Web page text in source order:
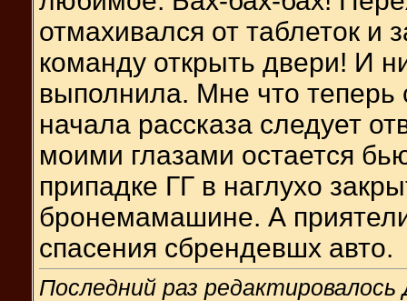
отмахивался от таблеток и
команду открыть двери! И
выполнила. Мне что теперь
начала рассказа следует
моими глазами остается
припадке ГГ в наглухо
бронемамашине. А
спасения сбрендевшх авто.
Последний раз